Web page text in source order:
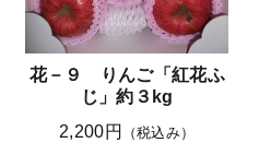
花－９ りんご「紅花ふ
じ」約３kg
2,200円
（税込み）